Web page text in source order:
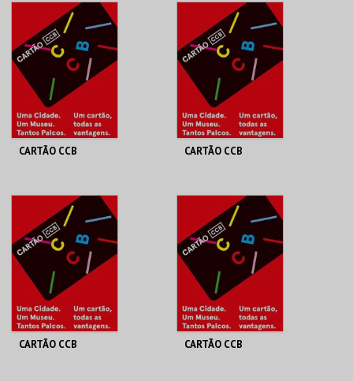
MUSEU CAMILO
VISITA CLÁSSICA
MAIS INFO
COMPRAR
MUSEU CAMILO
VISITA SUPERIOR
MAIS INFO
COMPRAR
CARTÃO CCB
UNO | ANUAL
MAIS INFO
COMPRAR
CARTÃO CCB
<25 | ANUAL
MAIS INFO
COMPRAR
CARTÃO CCB CARTÃO CCB